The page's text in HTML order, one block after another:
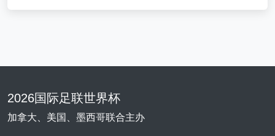
2026国际足联世界杯
加拿大、美国、墨西哥联合主办